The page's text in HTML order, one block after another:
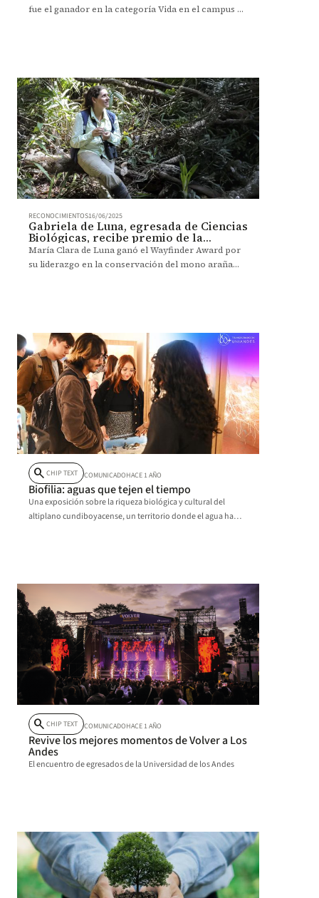
fue el ganador en la categoría Vida en el campus y
RECONOCIMIENTOS16/06/2025
Gabriela de Luna, egresada de Ciencias
Biológicas, recibe premio de la
National Geographic Society
María Clara de Luna ganó el Wayfinder Award por
su liderazgo en la conservación del mono araña
search CHIP TEXT COMUNICADOHACE 1 AÑO
Biofilia: aguas que tejen el tiempo
Una exposición sobre la riqueza biológica y cultural del
altiplano cundiboyacense, un territorio donde el agua ha
search CHIP TEXT COMUNICADOHACE 1 AÑO
Revive los mejores momentos de Volver a Los
Andes
El encuentro de egresados de la Universidad de los Andes